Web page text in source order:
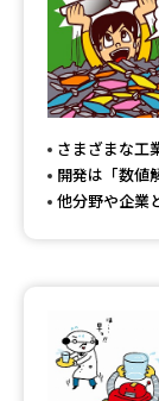
さまざまな工
開発は「数値
他分野や企業